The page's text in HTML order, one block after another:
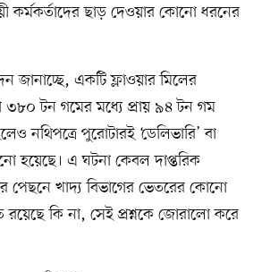
কর্মকর্তাদের ছাড় দেওয়ার কোনো ধরনের
জানাচ্ছে, একটি ফ্লাওয়ার মিলের
৩৮০ টন গমের মধ্যে প্রায় ৯৪ টন গম
নথিপত্রে পুরোটারই ‘ডেলিভারি’ বা
হয়েছে। এ ঘটনা কেবল দাপ্তরিক
পেছনে খাদ্য বিভাগের ভেতরের কোনো
রয়েছে কি না, সেই প্রশ্নকে জোরালো করে